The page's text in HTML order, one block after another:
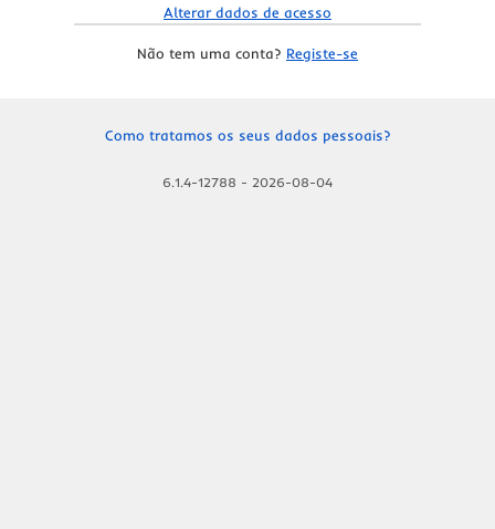
Alterar dados de acesso
Não tem uma conta? Registe-se
Como tratamos os seus dados pessoais?
6.1.4-12788 - 2026-08-04